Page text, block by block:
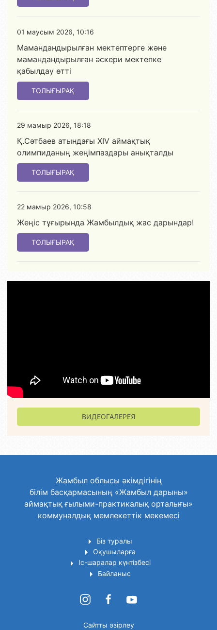
01 маусым 2026, 10:16
Мамандандырылған мектептерге және
мамандандырылған әскери мектепке
қабылдау өтті
ТОЛЫҒЫРАҚ
29 мамыр 2026, 18:18
Қ.Сәтбаев атындағы XIV аймақтық
олимпиданың жеңімпаздары анықталды
ТОЛЫҒЫРАҚ
22 мамыр 2026, 10:58
Жеңіс тұғырында Жамбылдық жас дарындар!
ТОЛЫҒЫРАҚ
ВИДЕОГАЛЕРЕЯ
Жамбыл облысы әкімдігінің
білім басқармасының «Жамбыл дарыны»
аймақтық ғылыми-практикалық орталығы»
коммуналдық мемлекеттік мекемесі
Біз туралы
Оқушыларға
Іс-шаралар күнтізбесі
Байланыс
Сайтты әзірлеу